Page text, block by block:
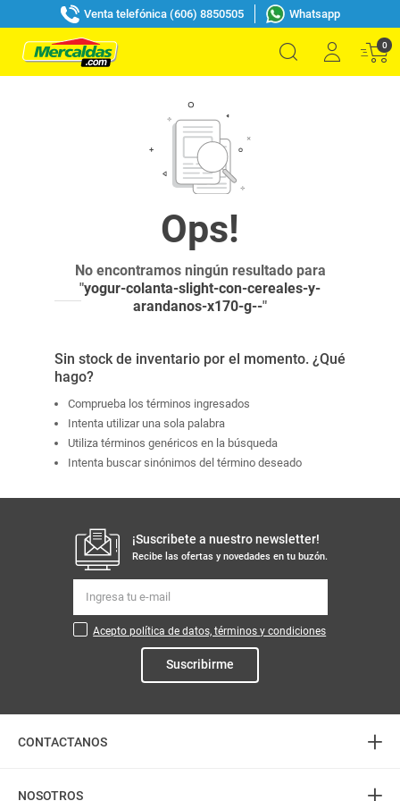
Venta telefónica (606) 8850505 Whatsapp
0
No encontramos ningún resultado para
"yogur-colanta-slight-con-cereales-y-
arandanos-x170-g--"
Sin stock de inventario por el momento. ¿Qué
hago?
Comprueba los términos ingresados
Intenta utilizar una sola palabra
Utiliza términos genéricos en la búsqueda
Intenta buscar sinónimos del término deseado
¡Suscribete a nuestro newsletter!
Recibe las ofertas y novedades en tu buzón.
Acepto política de datos, términos y condiciones
Suscribirme
CONTACTANOS +
Atención telefónica
NOSOTROS